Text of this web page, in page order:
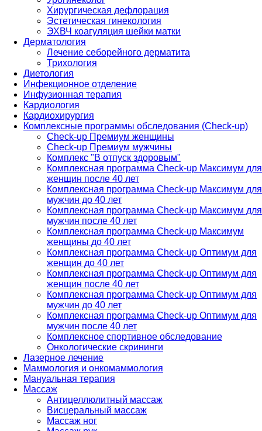
Хирургическая дефлорация
Эстетическая гинекология
ЭХВЧ коагуляция шейки матки
Дерматология
Лечение себорейного дерматита
Трихология
Диетология
Инфекционное отделение
Инфузионная терапия
Кардиология
Кардиохирургия
Комплексные программы обследования (Check-up)
Check-up Премиум женщины
Check-up Премиум мужчины
Комплекс "В отпуск здоровым"
Комплексная программа Check-up Максимум для
женщин после 40 лет
Комплексная программа Check-up Максимум для
мужчин до 40 лет
Комплексная программа Check-up Максимум для
мужчин после 40 лет
Комплексная программа Check-up Максимум
женщины до 40 лет
Комплексная программа Check-up Оптимум для
женщин до 40 лет
Комплексная программа Check-up Оптимум для
женщин после 40 лет
Комплексная программа Check-up Оптимум для
мужчин до 40 лет
Комплексная программа Check-up Оптимум для
мужчин после 40 лет
Комплексное спортивное обследование
Онкологические скрининги
Лазерное лечение
Маммология и онкомаммология
Мануальная терапия
Массаж
Антицеллюлитный массаж
Висцеральный массаж
Массаж ног